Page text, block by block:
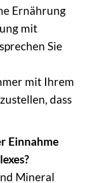
Ernährung
mit
Sie
mit Ihrem
dass
Einnahme
Mineral